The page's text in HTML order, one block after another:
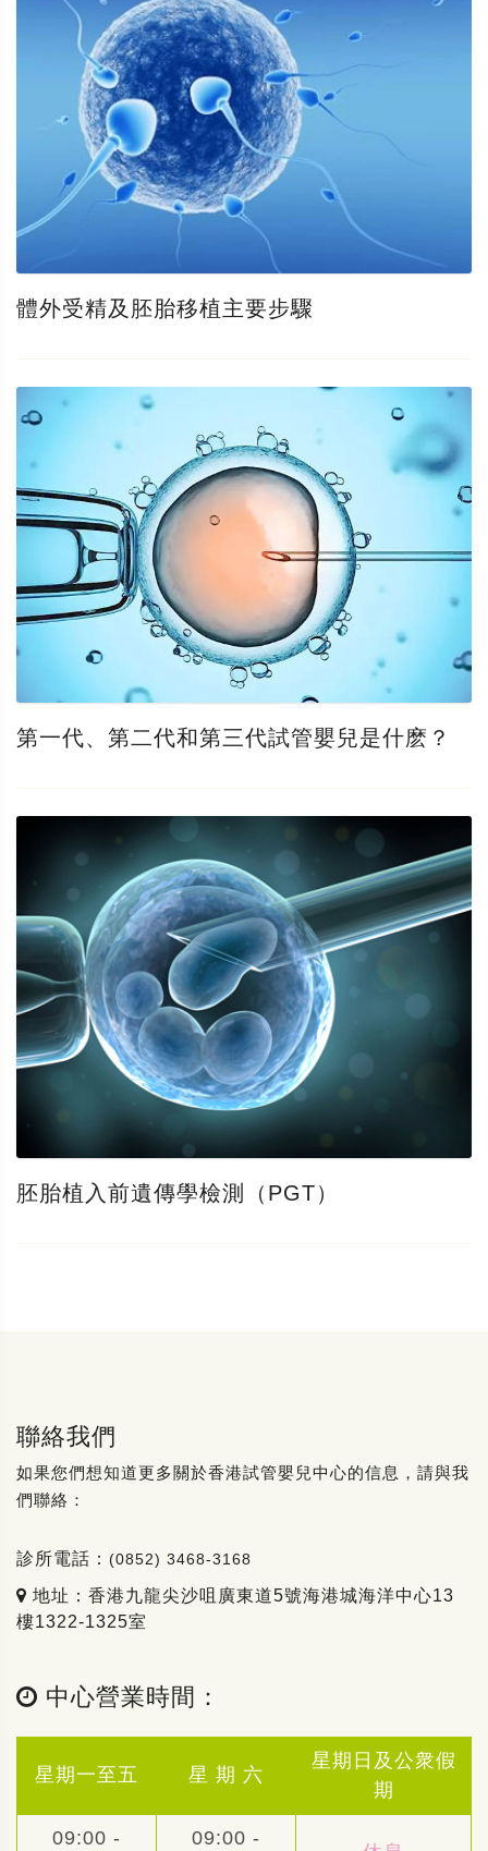
體外受精及胚胎移植主要步驟
第一代、第二代和第三代試管嬰兒是什麽？
胚胎植入前遺傳學檢測（PGT）
聯絡我們
如果您們想知道更多關於香港試管嬰兒中心的信息，請與我
們聯絡：
診所電話： (0852) 3468-3168
地址：香港九龍尖沙咀廣東道5號海港城海洋中心13
樓1322-1325室
中心營業時間：
星期一至五 星 期 六
星期日及公衆假
期
09:00 - 09:00 -